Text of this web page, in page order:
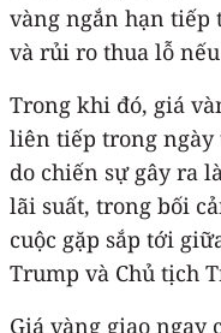
vàng ngắn hạn
và rủi ro thua lỗ
Trong khi đó, giá
liên tiếp trong
do chiến sự gây ra
lãi suất, trong bối
cuộc gặp sắp tới
Trump và Chủ tịch
Giá vàng giao ngay